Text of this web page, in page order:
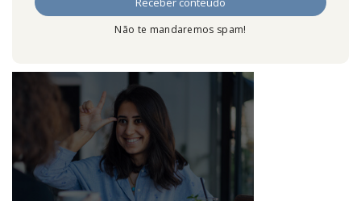
Não te mandaremos spam!